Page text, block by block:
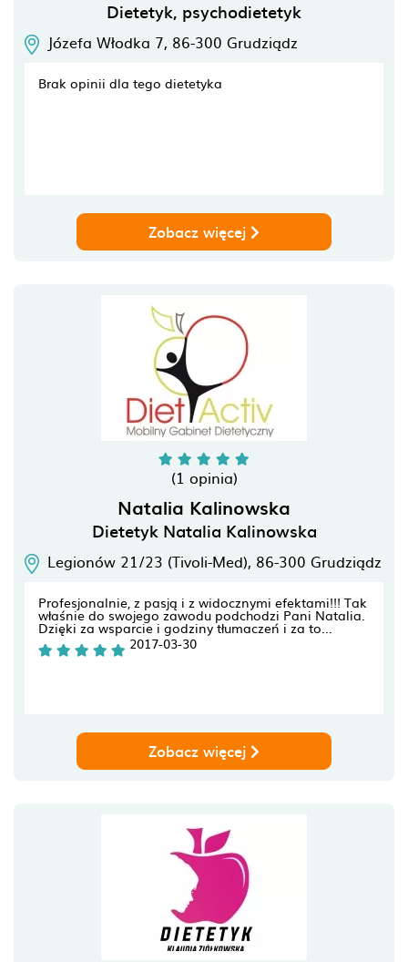
Dietetyk, psychodietetyk
Józefa Włodka 7, 86-300 Grudziądz
Brak opinii dla tego dietetyka
Zobacz więcej
(1 opinia)
Natalia Kalinowska
Dietetyk Natalia Kalinowska
Legionów 21/23 (Tivoli-Med), 86-300 Grudziądz
Profesjonalnie, z pasją i z widocznymi efektami!!! Tak
właśnie do swojego zawodu podchodzi Pani Natalia.
Dzięki za wsparcie i godziny tłumaczeń i za to...
2017-03-30
Zobacz więcej